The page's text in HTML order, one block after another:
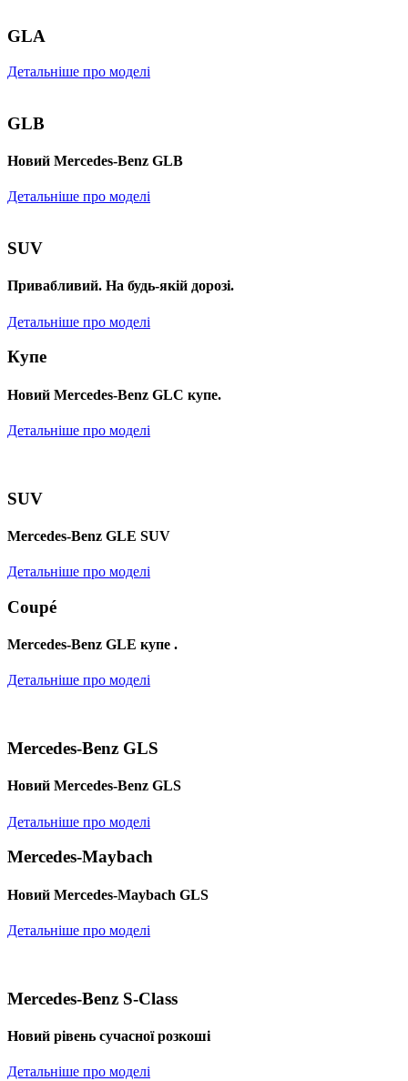
GLA
Детальніше про моделі
GLB
Новий Mercedes-Benz GLB
Детальніше про моделі
SUV
Привабливий. На будь-якій дорозі.
Детальніше про моделі
Купе
Новий Mercedes-Benz GLС купе.
Детальніше про моделі
SUV
Mercedes-Benz GLE SUV
Детальніше про моделі
Coupé
Mercedes-Benz GLE купе .
Детальніше про моделі
Mercedes-Benz GLS
Новий Mercedes-Benz GLS
Детальніше про моделі
Mercedes-Maybach
Новий Mercedes-Maybach GLS
Детальніше про моделі
Mercedes-Benz S-Class
Новий рівень сучасної розкоші
Детальніше про моделі